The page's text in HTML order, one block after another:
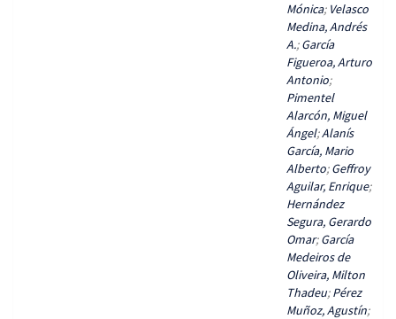
Mónica; Velasco
Medina, Andrés
A.;García
Figueroa, Arturo
Antonio;
Pimentel
Alarcón, Miguel
Ángel;Alanís
García, Mario
Alberto;Geffroy
Aguilar, Enrique;
Hernández
Segura, Gerardo
Omar;García
Medeiros de
Oliveira, Milton
Thadeu;Pérez
Muñoz, Agustín;